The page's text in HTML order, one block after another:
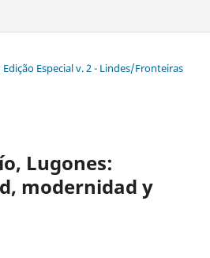
Especial v. 2 - Lindes/Fronteiras
Lugones:
modernidad y